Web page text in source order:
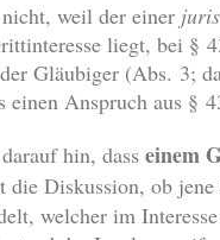
weil der einer
liegt, bei §
Gläubiger (Abs. 3;
Anspruch aus §
hin, dass einem
die Diskussion, ob
welcher im